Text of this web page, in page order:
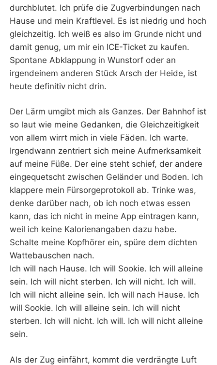
durchblutet. Ich prüfe die Zugverbindungen nach
Hause und mein Kraftlevel. Es ist niedrig und hoch
gleichzeitig. Ich weiß es also im Grunde nicht und
damit genug, um mir ein ICE-Ticket zu kaufen.
Spontane Abklappung in Wunstorf oder an
irgendeinem anderen Stück Arsch der Heide, ist
heute definitiv nicht drin.
Der Lärm umgibt mich als Ganzes. Der Bahnhof ist
so laut wie meine Gedanken, die Gleichzeitigkeit
von allem wirrt mich in viele Fäden. Ich warte.
Irgendwann zentriert sich meine Aufmerksamkeit
auf meine Füße. Der eine steht schief, der andere
eingequetscht zwischen Geländer und Boden. Ich
klappere mein Fürsorgeprotokoll ab. Trinke was,
denke darüber nach, ob ich noch etwas essen
kann, das ich nicht in meine App eintragen kann,
weil ich keine Kalorienangaben dazu habe.
Schalte meine Kopfhörer ein, spüre dem dichten
Wattebauschen nach.
Ich will nach Hause. Ich will Sookie. Ich will alleine
sein. Ich will nicht sterben. Ich will nicht. Ich will.
Ich will nicht alleine sein. Ich will nach Hause. Ich
will Sookie. Ich will alleine sein. Ich will nicht
sterben. Ich will nicht. Ich will. Ich will nicht alleine
sein.
Als der Zug einfährt, kommt die verdrängte Luft